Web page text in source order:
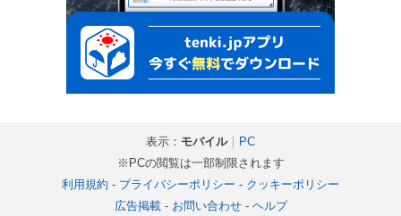
表示： モバイル｜ PC
※PCの閲覧は一部制限されます
利用規約 - プライバシーポリシー - クッキーポリシー
広告掲載- お問い合わせ- ヘルプ